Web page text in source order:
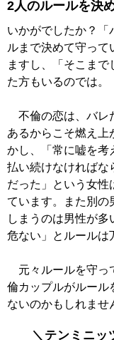
2人のルールを決
いかがでしたか？「
ルまで決めて守って
ますし、「そこま
た方もいるのでは。
不倫の恋は、バレ
あるからこそ燃え上
かし、「常に嘘を考
払い続けなければな
だった」という女性
ています。また別の
しまうのは男性が
危ない」とルールは
元々ルールを守っ
倫カップルがルール
ないのかもしれませ
＼テンミニッ